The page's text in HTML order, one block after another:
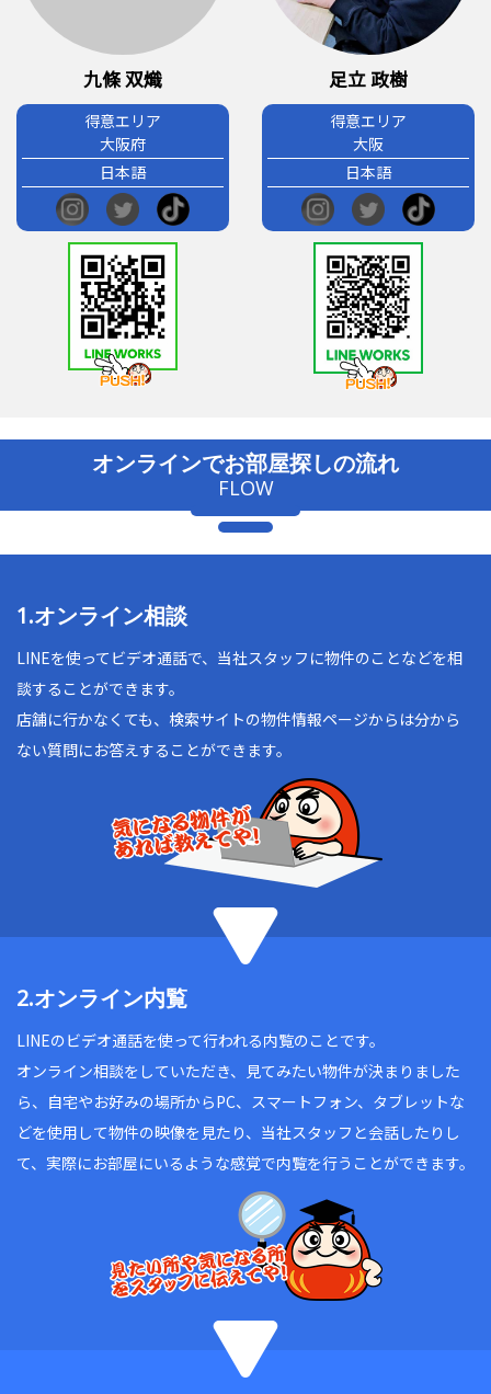
九條 双熾
得意エリア
大阪府
日本語
足立 政樹
得意エリア
大阪
日本語
オンラインでお部屋探しの流れ
FLOW
1.オンライン相談
LINEを使ってビデオ通話で、当社スタッフに物件のことなどを相
談することができます。
店舗に行かなくても、検索サイトの物件情報ページからは分から
ない質問にお答えすることができます。
2.オンライン内覧
LINEのビデオ通話を使って行われる内覧のことです。
オンライン相談をしていただき、見てみたい物件が決まりました
ら、自宅やお好みの場所からPC、スマートフォン、タブレットな
どを使用して物件の映像を見たり、当社スタッフと会話したりし
て、実際にお部屋にいるような感覚で内覧を行うことができます。